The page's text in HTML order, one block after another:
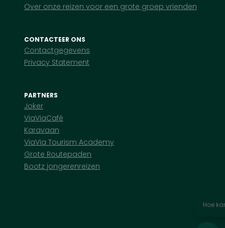
Over onze reizen voor een grote groep vrienden
CONTACTEER ONS
Contactgegevens
Privacy Statement
PARTNERS
Joker
ViaViaCafé
Karavaan
ViaVia Tourism Academy
Grote Routepaden
Bootz jongerenreizen
Hoe